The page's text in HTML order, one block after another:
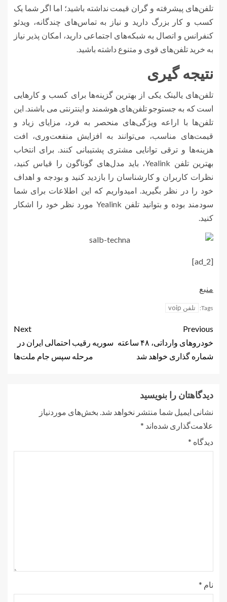
تلفن‌های پیشرفته و گران قیمت نداشته باشید؛ اما اگر شما یک
کسب و کار بزرگ دارید و نیاز به تماس‌های چندگانه، ویدئو
کنفرانس و اتصال به شبکه‌های اجتماعی دارید، امکان پذیر نیاز
به خرید تلفن‌های قوی و متنوع داشته باشید.
نتیجه گیری
تلفن‌های یالینک یکی از بهترین گزینه‌ها برای کسب و کارهایی
است که به جستوجو تلفن‌های هوشمند و اینترنتی می باشند. این
تلفن‌ها با اراعه ویژگی‌های منحصر به فرد، مزایای زیاد و
قیمت‌های مناسب، می‌توانند به افزایش منفعت‌وری، افت
هزینه‌ها و ترقی توانایی مشتری پشتیبانی کنند. برای انتخاب
بهترین تلفن Yealink، باید مدل‌های گوناگون را قیاس کنید،
نظرات کاربران و کارشناسان را بازدید کنید و بودجه و اهداف
خود را در نظر بگیرید. امیدواریم که این اطلاعات برای شما
سودمند بوده و بتوانید تلفن Yealink مورد نظر خود را اشکار
کنید.
[ad_2]
منبع
Tags: تلفن voip
Previous
خودروهای وارداتی، ۴۸ ساعته
شماره گذاری خواهد شد
Next
سوریه رقیب احتمالی ایران در
مرحله سپس جام ملت‌ها
دیدگاهتان را بنویسید
نشانی ایمیل شما منتشر نخواهد شد. بخش‌های موردنیاز
علامت‌گذاری شده‌اند *
دیدگاه *
نام *